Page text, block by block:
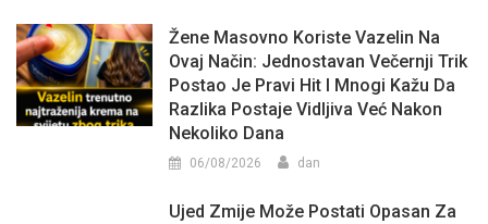
Žene Masovno Koriste Vazelin Na
Ovaj Način: Jednostavan Večernji Trik
Postao Je Pravi Hit I Mnogi Kažu Da
Razlika Postaje Vidljiva Već Nakon
Nekoliko Dana
06/08/2026 dan
Ujed Zmije Može Postati Opasan Za